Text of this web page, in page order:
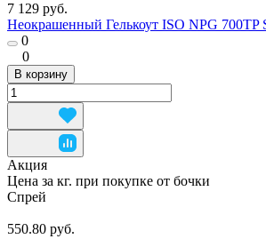
7 129 руб.
Неокрашенный Гелькоут ISO NPG 700TP
0
0
В корзину
Акция
Цена за кг. при покупке от бочки
Спрей
550.80 руб.